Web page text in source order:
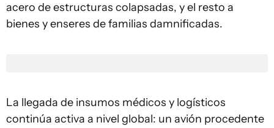
acero de estructuras colapsadas, y el resto a
bienes y enseres de familias damnificadas.
La llegada de insumos médicos y logísticos
continúa activa a nivel global: un avión procedente